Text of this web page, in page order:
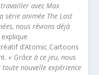
avec Max
animée The Last
nous rêvions déjà
explique
d’Atomic Cartoons
« Grâce à ce jeu, nous
nouvelle expérience